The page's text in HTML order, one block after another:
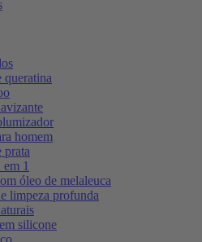
queratina
homem
prata
1
óleo de melaleuca
limpeza profunda
silicone